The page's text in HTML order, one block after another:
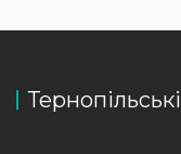
Тернопільські